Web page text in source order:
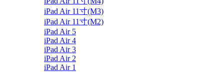
iPad Air 11寸(M3)
iPad Air 11寸(M2)
iPad Air 5
iPad Air 4
iPad Air 3
iPad Air 2
iPad Air 1